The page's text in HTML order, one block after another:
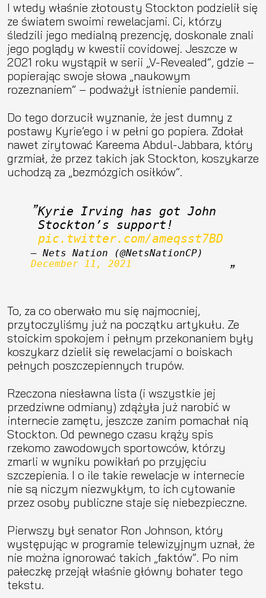
I wtedy właśnie złotousty Stockton podzielił się
ze światem swoimi rewelacjami. Ci, którzy
śledzili jego medialną prezencję, doskonale znali
jego poglądy w kwestii covidowej. Jeszcze w
2021 roku wystąpił w serii „V-Revealed”, gdzie –
popierając swoje słowa „naukowym
rozeznaniem” – podważył istnienie pandemii.
Do tego dorzucił wyznanie, że jest dumny z
postawy Kyrie’ego i w pełni go popiera. Zdołał
nawet zirytować Kareema Abdul-Jabbara, który
grzmiał, że przez takich jak Stockton, koszykarze
uchodzą za „bezmózgich osiłków”.
Kyrie Irving has got John
pic.twitter.com/ameqsst7BD
December 11, 2021
To, za co oberwało mu się najmocniej,
przytoczyliśmy już na początku artykułu. Ze
stoickim spokojem i pełnym przekonaniem były
koszykarz dzielił się rewelacjami o boiskach
pełnych poszczepiennych trupów.
Rzeczona niesławna lista (i wszystkie jej
przedziwne odmiany) zdążyła już narobić w
internecie zamętu, jeszcze zanim pomachał nią
Stockton. Od pewnego czasu krąży spis
rzekomo zawodowych sportowców, którzy
zmarli w wyniku powikłań po przyjęciu
szczepienia. I o ile takie rewelacje w internecie
nie są niczym niezwykłym, to ich cytowanie
przez osoby publiczne staje się niebezpieczne.
Pierwszy był senator Ron Johnson, który
występując w programie telewizyjnym uznał, że
nie można ignorować takich „faktów”. Po nim
pałeczkę przejął właśnie główny bohater tego
tekstu.